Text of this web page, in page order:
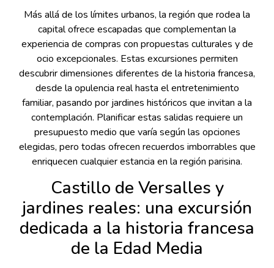
Más allá de los límites urbanos, la región que rodea la
capital ofrece escapadas que complementan la
experiencia de compras con propuestas culturales y de
ocio excepcionales. Estas excursiones permiten
descubrir dimensiones diferentes de la historia francesa,
desde la opulencia real hasta el entretenimiento
familiar, pasando por jardines históricos que invitan a la
contemplación. Planificar estas salidas requiere un
presupuesto medio que varía según las opciones
elegidas, pero todas ofrecen recuerdos imborrables que
enriquecen cualquier estancia en la región parisina.
Castillo de Versalles y
jardines reales: una excursión
dedicada a la historia francesa
de la Edad Media